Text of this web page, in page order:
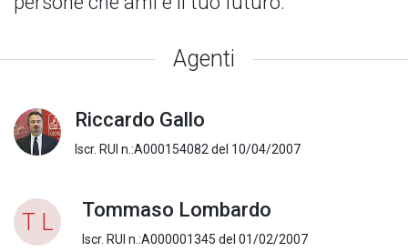
Agenti
Riccardo Gallo
Iscr. RUI n.:A000154082 del 10/04/2007
T L Tommaso Lombardo
Iscr. RUI n.:A000001345 del 01/02/2007